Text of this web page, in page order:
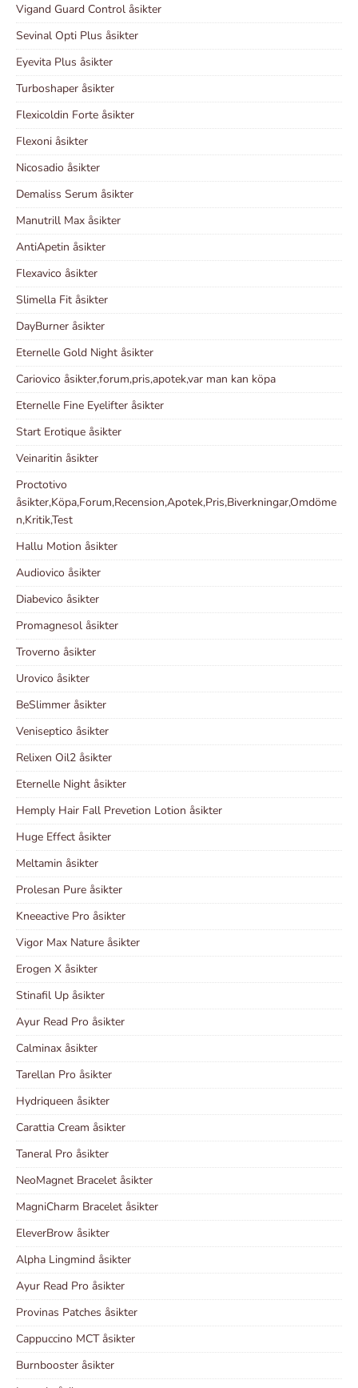
Vigand Guard Control åsikter
Sevinal Opti Plus åsikter
Eyevita Plus åsikter
Turboshaper åsikter
Flexicoldin Forte åsikter
Flexoni åsikter
Nicosadio åsikter
Demaliss Serum åsikter
Manutrill Max åsikter
AntiApetin åsikter
Flexavico åsikter
Slimella Fit åsikter
DayBurner åsikter
Eternelle Gold Night åsikter
Cariovico åsikter,forum,pris,apotek,var man kan köpa
Eternelle Fine Eyelifter åsikter
Start Erotique åsikter
Veinaritin åsikter
Proctotivo
åsikter,Köpa,Forum,Recension,Apotek,Pris,Biverkningar,Omdöme
n,Kritik,Test
Hallu Motion åsikter
Audiovico åsikter
Diabevico åsikter
Promagnesol åsikter
Troverno åsikter
Urovico åsikter
BeSlimmer åsikter
Veniseptico åsikter
Relixen Oil2 åsikter
Eternelle Night åsikter
Hemply Hair Fall Prevetion Lotion åsikter
Huge Effect åsikter
Meltamin åsikter
Prolesan Pure åsikter
Kneeactive Pro åsikter
Vigor Max Nature åsikter
Erogen X åsikter
Stinafil Up åsikter
Ayur Read Pro åsikter
Calminax åsikter
Tarellan Pro åsikter
Hydriqueen åsikter
Carattia Cream åsikter
Taneral Pro åsikter
NeoMagnet Bracelet åsikter
MagniCharm Bracelet åsikter
EleverBrow åsikter
Alpha Lingmind åsikter
Ayur Read Pro åsikter
Provinas Patches åsikter
Cappuccino MCT åsikter
Burnbooster åsikter